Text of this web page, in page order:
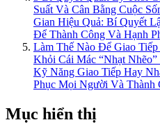
Suất Và Cân Bằng Cuộc
Gian Hiệu Quả: Bí Quyết
Để Thành Công Và Hạnh
Làm Thế Nào Để Giao
Khỏi Cái Mác “Nhạt
Kỹ Năng Giao Tiếp Hay
Phục Mọi Người Và Thành
Mục hiển thị